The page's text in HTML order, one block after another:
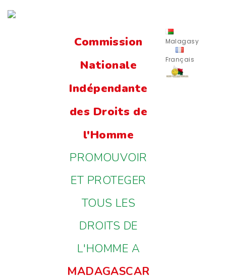
Commission
Nationale
Indépendante
des Droits de
l'Homme
PROMOUVOIR
ET PROTEGER
TOUS LES
DROITS DE
L'HOMME A
MADAGASCAR
Malagasy
Français